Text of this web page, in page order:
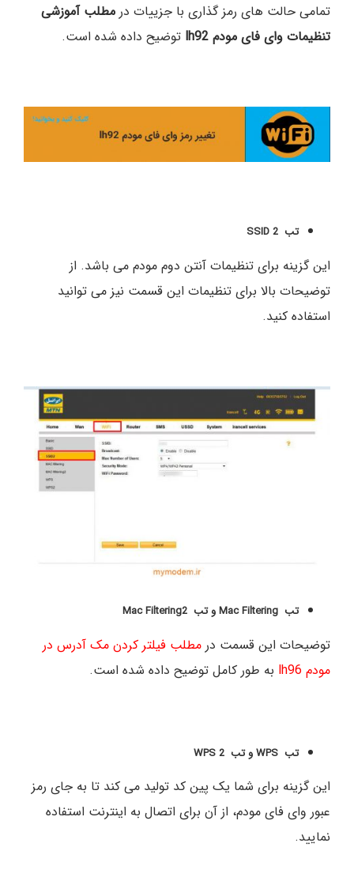
تمامی حالت های رمز گذاری با جزییات در مطلب آموزشی
تنظیمات وای فای مودم lh92
توضیح داده شده است.
تب SSID 2
این گزینه برای تنظیمات آنتن دوم مودم می باشد. از
توضیحات بالا برای تنظیمات این قسمت نیز می توانید
استفاده کنید.
تب Mac Filtering و تب Mac Filt ering2
توضیحات این قسمت در مطلب فیلتر کردن مک آدرس در
مودم lh96
به طور کامل توضیح داده شده است.
تب WPS و تب WPS 2
این گزینه برای شما یک پین کد تولید می کند تا به جای رمز
عبور وای فای مودم، از آن برای اتصال به اینترنت استفاده
نمایید.